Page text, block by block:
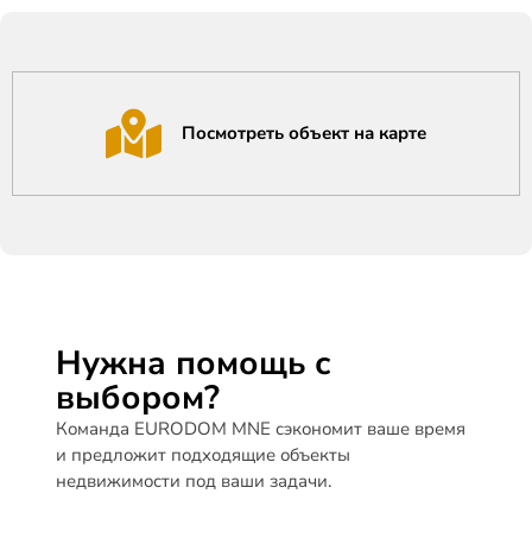
Посмотреть объект на карте
Нужна помощь с
выбором?
Команда EURODOM MNE сэкономит ваше время
и предложит подходящие объекты
недвижимости под ваши задачи.